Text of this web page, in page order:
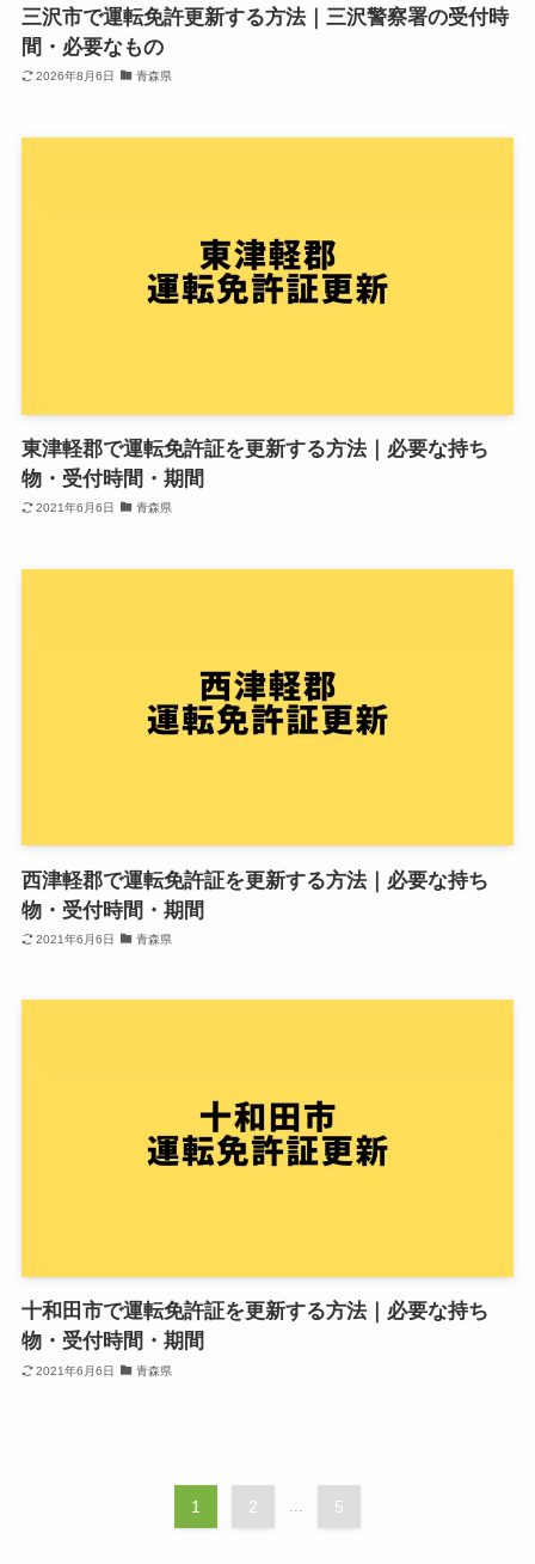
三沢市で運転免許更新する方法｜三沢警察署の受付時
間・必要なもの
2026年8月6日 青森県
東津軽郡で運転免許証を更新する方法｜必要な持ち
物・受付時間・期間
2021年6月6日 青森県
西津軽郡で運転免許証を更新する方法｜必要な持ち
物・受付時間・期間
2021年6月6日 青森県
十和田市で運転免許証を更新する方法｜必要な持ち
物・受付時間・期間
2021年6月6日 青森県
1 2 ... 5